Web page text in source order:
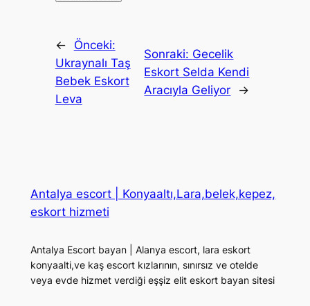
←
Önceki:
Ukraynalı Taş
Bebek Eskort
Leva
Sonraki: Gecelik
Eskort Selda Kendi
Aracıyla Geliyor
→
Antalya escort | Konyaaltı,Lara,belek,kepez,
eskort hizmeti
Antalya Escort bayan | Alanya escort, lara eskort
konyaalti,ve kaş escort kızlarının, sınırsız ve otelde
veya evde hizmet verdiği eşşiz elit eskort bayan sitesi